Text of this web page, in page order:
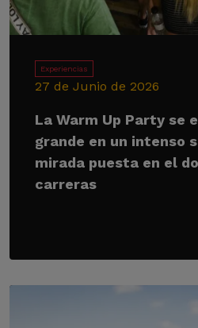
Experiencias
27 de Junio de 2026
La Warm Up Party se
grande en un intenso
mirada puesta en el
carreras